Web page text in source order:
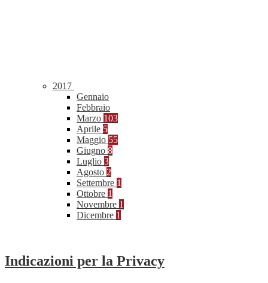
2017
Gennaio
Febbraio
Marzo 103
Aprile 5
Maggio 55
Giugno 8
Luglio 3
Agosto 2
Settembre 1
Ottobre 1
Novembre 1
Dicembre 1
Indicazioni per la Privacy